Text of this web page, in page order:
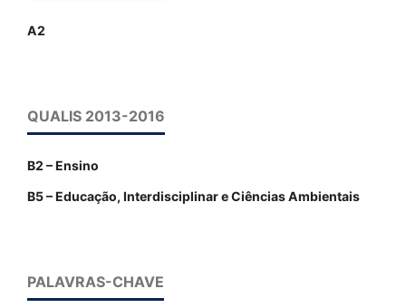
A2
QUALIS 2013-2016
B2 – Ensino
B5 – Educação, Interdisciplinar e Ciências Ambientais
PALAVRAS-CHAVE